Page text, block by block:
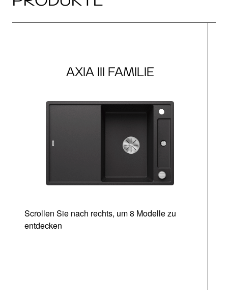
AXIA III FAMILIE
Scrollen Sie nach rechts, um 8 Modelle zu
entdecken